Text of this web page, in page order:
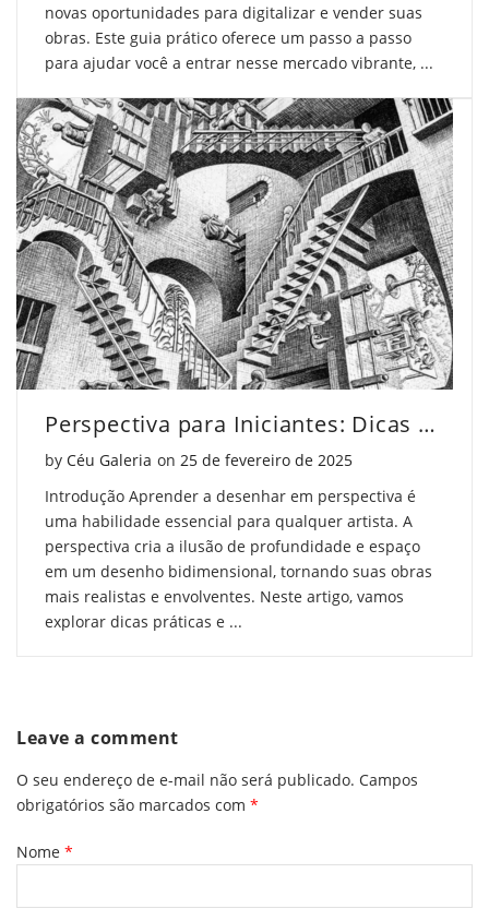
novas oportunidades para digitalizar e vender suas
obras. Este guia prático oferece um passo a passo
para ajudar você a entrar nesse mercado vibrante, ...
Perspectiva para Iniciantes: Dicas que Funcionam
by Céu Galeria on Posted on
25 de fevereiro de 2025
Introdução Aprender a desenhar em perspectiva é
uma habilidade essencial para qualquer artista. A
perspectiva cria a ilusão de profundidade e espaço
em um desenho bidimensional, tornando suas obras
mais realistas e envolventes. Neste artigo, vamos
explorar dicas práticas e ...
Leave a comment
O seu endereço de e-mail não será publicado. Campos
obrigatórios são marcados com *
Nome *